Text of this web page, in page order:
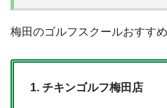
梅田のゴルフスクールおすす
チキンゴルフ梅田店